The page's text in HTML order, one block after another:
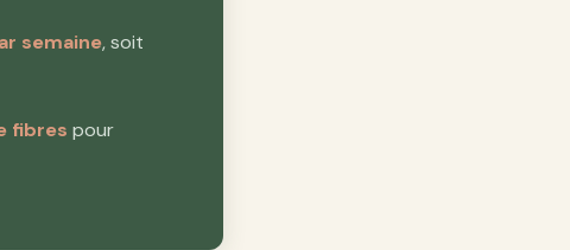
semaine, soit
fibres pour